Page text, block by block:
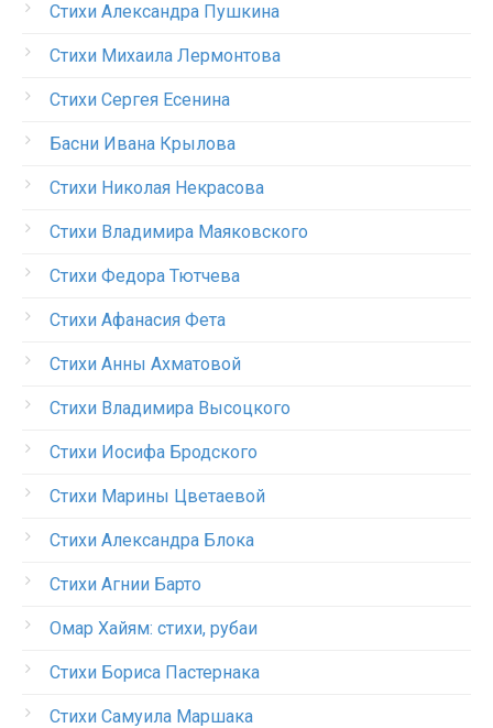
Стихи Александра Пушкина
Стихи Михаила Лермонтова
Стихи Сергея Есенина
Басни Ивана Крылова
Стихи Николая Некрасова
Стихи Владимира Маяковского
Стихи Федора Тютчева
Стихи Афанасия Фета
Стихи Анны Ахматовой
Стихи Владимира Высоцкого
Стихи Иосифа Бродского
Стихи Марины Цветаевой
Стихи Александра Блока
Стихи Агнии Барто
Омар Хайям: стихи, рубаи
Стихи Бориса Пастернака
Стихи Самуила Маршака